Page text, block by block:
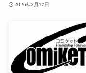
2026年3月12日